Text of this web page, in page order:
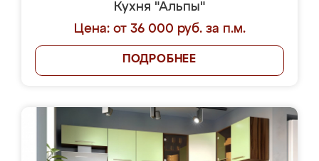
Кухня "Альпы"
Цена: от 36 000 руб. за п.м.
ПОДРОБНЕЕ